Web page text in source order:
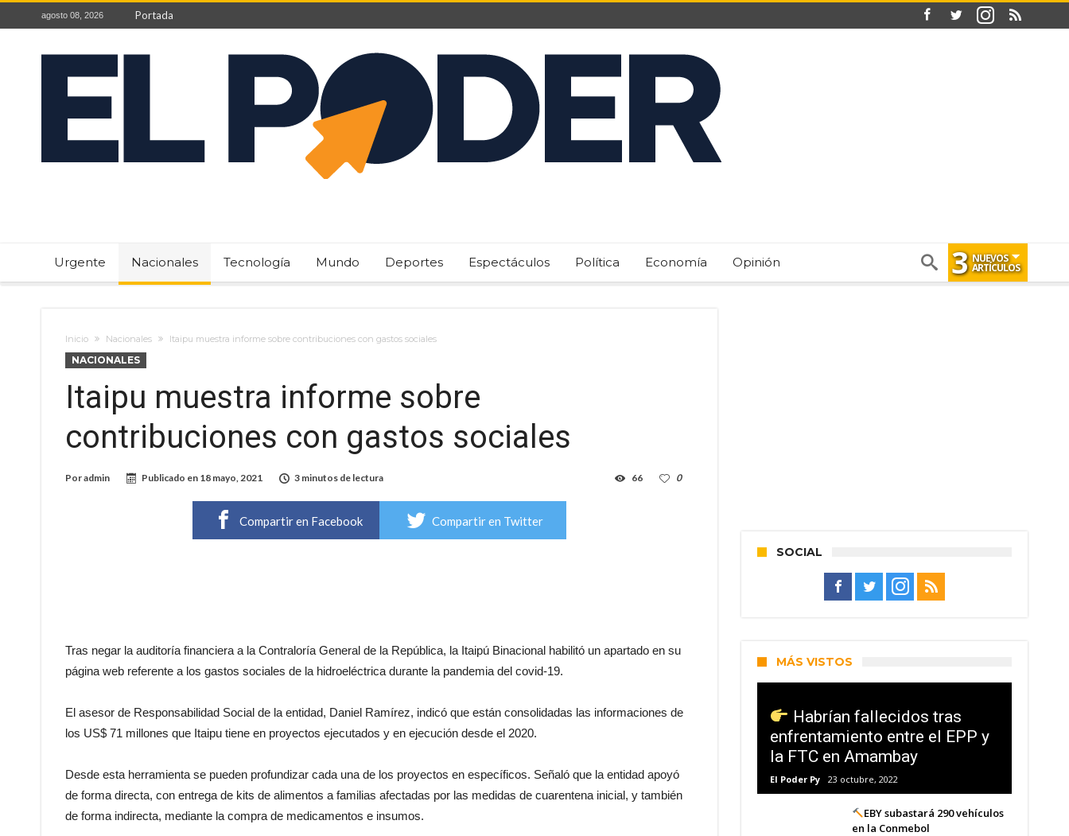
agosto 08, 2026 Portada
Urgente Nacionales Tecnología Mundo Deportes Espectáculos Política Economía Opinión 3 NUEVOS
ARTÍCULOS
Inicio Nacionales Itaipu muestra informe sobre contribuciones con gastos sociales
NACIONALES
Itaipu muestra informe sobre
contribuciones con gastos sociales
Poradmin Publicado en 18 mayo, 2021 3 minutos de lectura 0
66
Compartir en Facebook Compartir en Twitter
Tras negar la auditoría financiera a la Contraloría General de la República, la Itaipú Binacional habilitó un apartado en su
página web referente a los gastos sociales de la hidroeléctrica durante la pandemia del covid-19.
El asesor de Responsabilidad Social de la entidad, Daniel Ramírez, indicó que están consolidadas las informaciones de
los US$ 71 millones que Itaipu tiene en proyectos ejecutados y en ejecución desde el 2020.
Desde esta herramienta se pueden profundizar cada una de los proyectos en específicos. Señaló que la entidad apoyó
de forma directa, con entrega de kits de alimentos a familias afectadas por las medidas de cuarentena inicial, y también
de forma indirecta, mediante la compra de medicamentos e insumos.
SOCIAL
MÁS VISTOS
Habrían fallecidos tras
enfrentamiento entre el EPP y
la FTC en Amambay
El Poder Py 23 octubre, 2022
EBY subastará 290 vehículos
en la Conmebol